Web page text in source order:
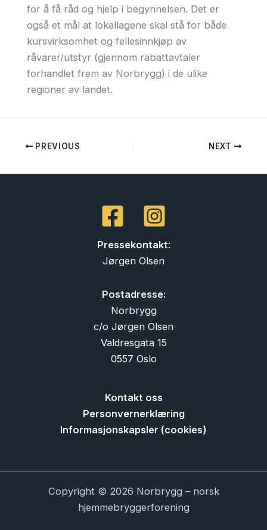
for å få råd og hjelp i begynnelsen. Det er
også et mål at lokallagene skal stå for både
kursvirksomhet og fellesinnkjøp av
råvarer/utstyr (gjennom rabattavtaler
forhandlet frem av Norbrygg) i de ulike
regioner av landet.
PREVIOUS NEXT
Pressekontakt:
Jørgen Olsen
Postadresse:
Norbrygg
c/o Jørgen Olsen
Valdresgata 15
0557 Oslo
Kontakt oss
Personvernerklæring
Informasjonskapsler (cookies)
Copyright © 2026 Norbrygg – norsk
hjemmebryggerforening